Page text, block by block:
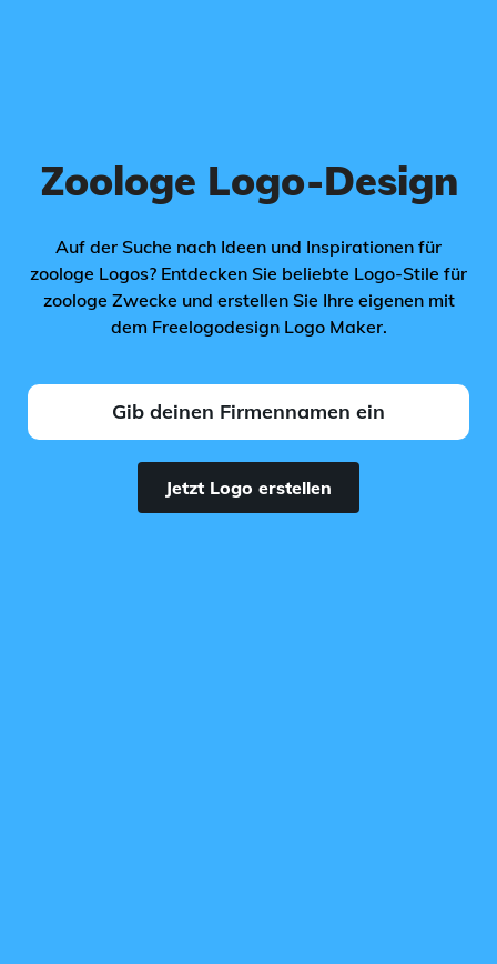
Zoologe Logo-Design
Auf der Suche nach Ideen und Inspirationen für
zoologe Logos? Entdecken Sie beliebte Logo-Stile für
zoologe Zwecke und erstellen Sie Ihre eigenen mit
dem Freelogodesign Logo Maker.
Jetzt Logo erstellen